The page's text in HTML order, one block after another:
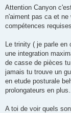
Attention Canyon
n'aiment pas ca et
compétences
Le trinity ( je parle
une integration
de casse de pièces
jamais tu trouve un
en etude posturale
prolongateurs en plus...
A toi de voir quels